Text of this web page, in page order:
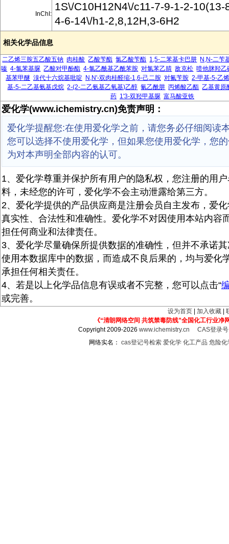
InChI:
1S\/C10H12N4\/c11-7-9-1-2-
4-6-14\/h1-2,8,12H,3-6H2
相关化学品信息
二乙烯三胺五乙酸五钠 肉桂酸 乙酸苄酯 氯乙酸苄酯 1,5-二苯基卡巴肼 N,N-二苄
嗪 4-氯苯基脲 乙酸对甲酚酯 4-氯乙酰基乙酰苯胺 对氯苯乙腈 敌克松 喷他脒羟乙
基苯甲醚 溴代十六烷基吡啶 N,N'-双肉桂醛缩-1,6-己二胺 对氟苄胺 2-甲基-5-乙
基-5-二乙基氨基戊烷 2-(2-二乙氨基乙氧基)乙醇 氰乙酰肼 丙烯酸乙酯 乙基黄原
药 1'3-双羟甲基脲 富马酸亚铁
爱化学(www.ichemistry.cn)免责声明：
爱化学提醒您:在使用爱化学之前，请您务必仔细阅读
您可以选择不使用爱化学，但如果您使用爱化学，您
为对本声明全部内容的认可。
1、爱化学尊重并保护所有用户的隐私权，您注册的用
料，未经您的许可，爱化学不会主动泄露给第三方。
2、爱化学提供的产品供应商是注册会员自主发布，爱
真实性、合法性和准确性。爱化学不对因使用本站内容
担任何商业和法律责任。
3、爱化学尽量确保所提供数据的准确性，但并不承诺
使用本数据库中的数据，而造成不良后果的，均与爱化
承担任何相关责任。
4、若是以上化学品信息有误或者不完整，您可以点击“
或完善。
设为首页 加入收藏
《“清朗网络空间 共筑禁毒防线”全国化工行业净
Copyright 2009-2026www.ichemistry.cn
CAS登录
网络实名： cas登记号检索 爱化学 化工产品 危险化